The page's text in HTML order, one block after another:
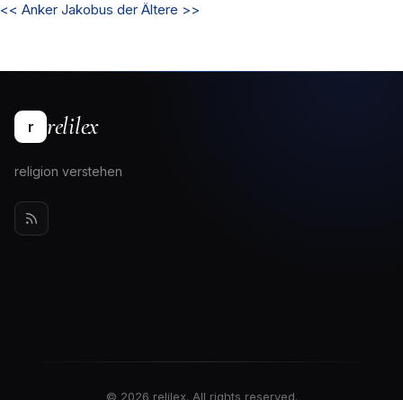
<< Anker Jakobus der Ältere >>
r relilex
religion verstehen
© 2026 relilex. All rights reserved.